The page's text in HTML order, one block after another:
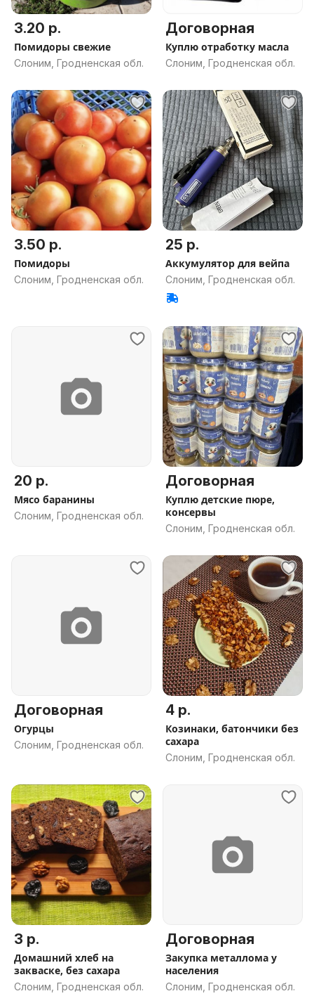
3.20 р.
Помидоры свежие
Слоним, Гродненская обл.
Договорная
Куплю отработку масла
Слоним, Гродненская обл.
3.50 р.
Помидоры
Слоним, Гродненская обл.
25 р.
Аккумулятор для вейпа
Слоним, Гродненская обл.
20 р.
Мясо баранины
Слоним, Гродненская обл.
Договорная
Куплю детские пюре,
консервы
Слоним, Гродненская обл.
Договорная
Огурцы
Слоним, Гродненская обл.
4 р.
Козинаки, батончики без
сахара
Слоним, Гродненская обл.
3 р.
Домашний хлеб на
закваске, без сахара
Слоним, Гродненская обл.
Договорная
Закупка металлома у
населения
Слоним, Гродненская обл.